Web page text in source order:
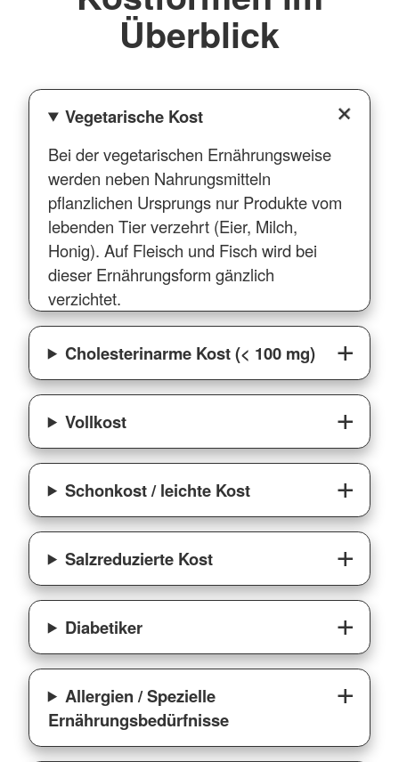
Überblick
Vegetarische Kost
Bei der vegetarischen Ernährungsweise
werden neben Nahrungsmitteln
pflanzlichen Ursprungs nur Produkte vom
lebenden Tier verzehrt (Eier, Milch,
Honig). Auf Fleisch und Fisch wird bei
dieser Ernährungsform gänzlich
verzichtet.
Cholesterinarme Kost (< 100 mg)
Vollkost
Schonkost / leichte Kost
Salzreduzierte Kost
Diabetiker
Allergien / Spezielle
Ernährungsbedürfnisse